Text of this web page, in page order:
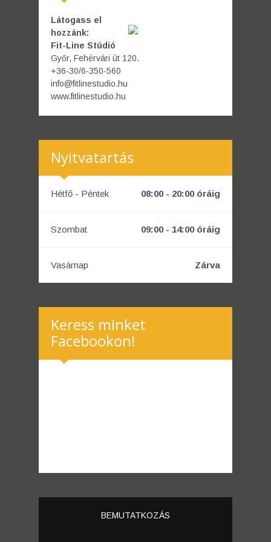
Látogass el
hozzánk:
Fit-Line Stúdió
Győr, Fehérvári út 120.
+36-30/6-350-560
info@fitlinestudio.hu
www.fitlinestudio.hu
Nyitvatartás
Hétfő - Péntek 08:00 - 20:00 óráig
Szombat 09:00 - 14:00 óráig
Vasárnap Zárva
Keress minket
Facebookon!
BEMUTATKOZÁS